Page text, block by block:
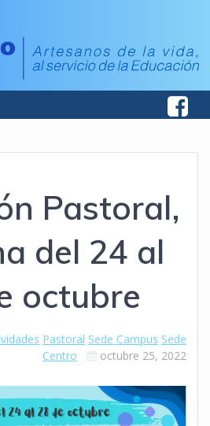
Pastoral,
del 24 al
octubre
Pastoral Sede Campus Sede
Centro
octubre 25, 2022